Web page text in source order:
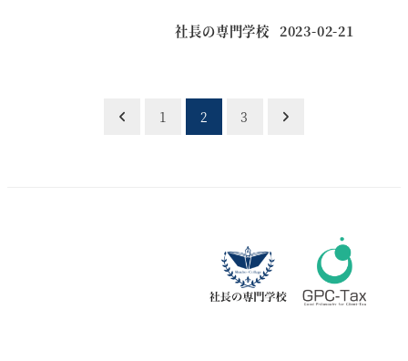
社長の専門学校
投稿日
2023-02-21
1 2 3